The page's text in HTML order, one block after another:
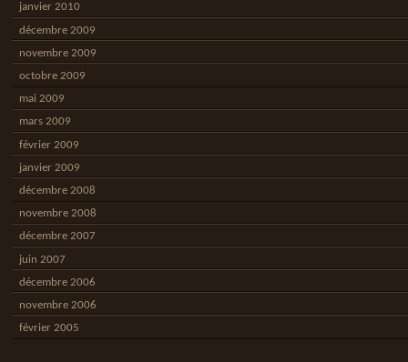
janvier 2010
décembre 2009
novembre 2009
octobre 2009
mai 2009
mars 2009
février 2009
janvier 2009
décembre 2008
novembre 2008
décembre 2007
juin 2007
décembre 2006
novembre 2006
février 2005